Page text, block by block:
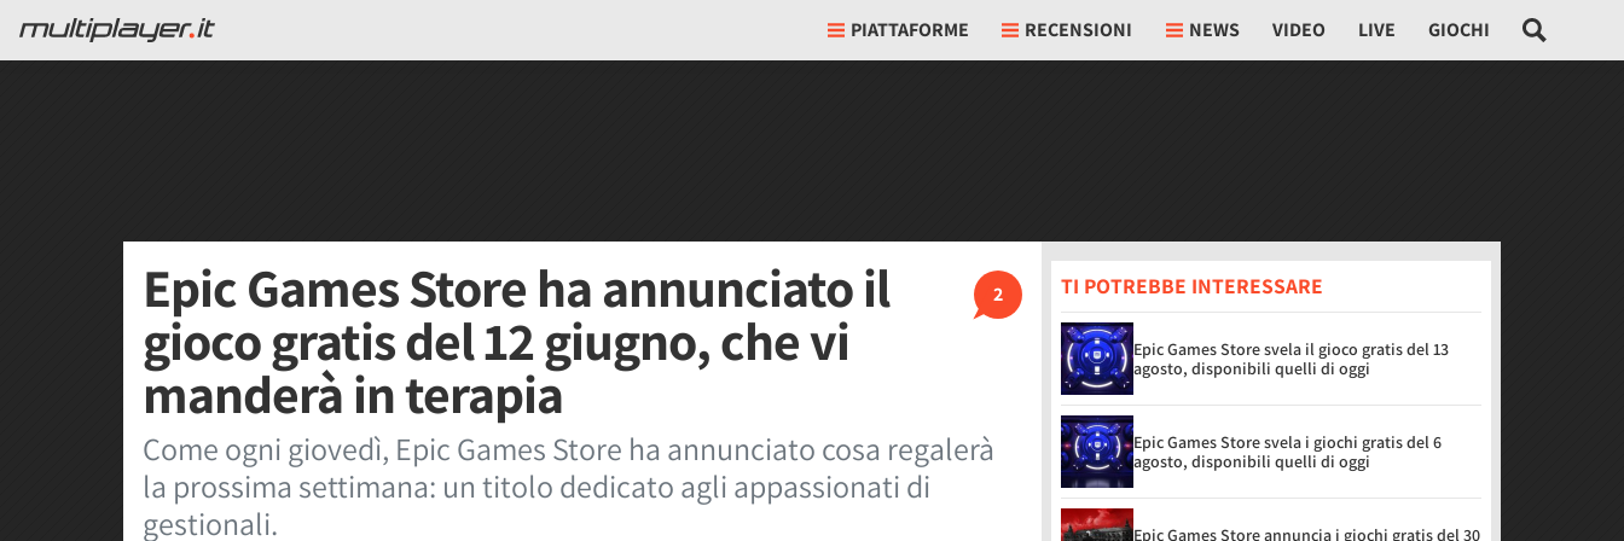
PIATTAFORME RECENSIONI NEWS VIDEO LIVE GIOCHI
2
Epic Games Store ha annunciato il
gioco gratis del 12 giugno, che vi
manderà in terapia
Come ogni giovedì, Epic Games Store ha annunciato cosa regalerà
la prossima settimana: un titolo dedicato agli appassionati di
gestionali.
TI POTREBBE INTERESSARE
Epic Games Store svela il gioco gratis del 13
agosto, disponibili quelli di oggi
Epic Games Store svela i giochi gratis del 6
agosto, disponibili quelli di oggi
Epic Games Store annuncia i giochi gratis del 30